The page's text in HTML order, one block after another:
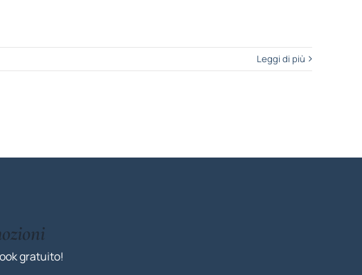
Leggi di più
gratuito!